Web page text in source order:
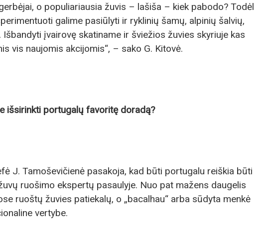
o populiariausia žuvis – lašiša – kiek pabodo? Todėl
galime pasiūlyti ir ryklinių šamų, alpinių šalvių,
Išbandyti įvairovę skatiname ir šviežios žuvies skyriuje kas
vis naujomis akcijomis“, – sako G. Kitovė.
išsirinkti portugalų favoritę doradą?
J. Tamoševičienė pasakoja, kad būti portugalu reiškia būti
ruošimo ekspertų pasaulyje. Nuo pat mažens daugelis
ruoštų žuvies patiekalų, o „bacalhau“ arba sūdyta menkė
vertybe.